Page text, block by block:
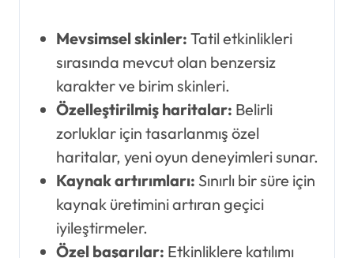
Mevsimsel skinler: Tatil etkinlikleri
sırasında mevcut olan benzersiz
karakter ve birim skinleri.
Özelleştirilmiş haritalar: Belirli
zorluklar için tasarlanmış özel
haritalar, yeni oyun deneyimleri sunar.
Kaynak artırımları: Sınırlı bir süre için
kaynak üretimini artıran geçici
iyileştirmeler.
Özel başarılar: Etkinliklere katılımı